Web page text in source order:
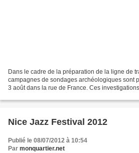
Dans le cadre de la préparation de la ligne de
campagnes de sondages archéologiques sont
3 août dans la rue de France. Ces
Nice Jazz Festival 2012
Publié le 08/07/2012 à 10:54
Par monquartier.net